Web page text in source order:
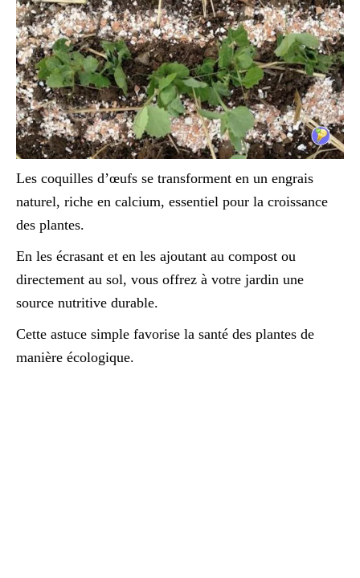
Les coquilles d’œufs se transforment en un engrais
naturel, riche en calcium, essentiel pour la croissance
des plantes.
En les écrasant et en les ajoutant au compost ou
directement au sol, vous offrez à votre jardin une
source nutritive durable.
Cette astuce simple favorise la santé des plantes de
manière écologique.